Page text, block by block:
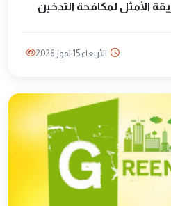
الأمثل لمكافحة التدخين
الأربعاء 15 تموز 2026